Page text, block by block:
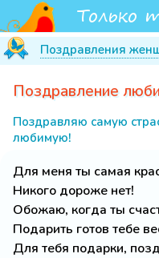
Поздравления
Поздравление
Поздравляю самую
любимую!
Для меня ты самая
Никого дороже нет!
Обожаю, когда ты
Подарить готов тебе
Для тебя подарки,